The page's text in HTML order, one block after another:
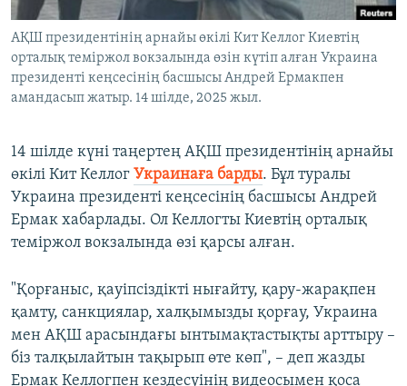
Басқа тілдерде
АҚШ президентінің арнайы өкілі Кит Келлог Киевтің
орталық теміржол вокзалында өзін күтіп алған Украина
президенті кеңсесінің басшысы Андрей Ермакпен
амандасып жатыр. 14 шілде, 2025 жыл.
14 шілде күні таңертең АҚШ президентінің арнайы
өкілі Кит Келлог Украинаға барды. Бұл туралы
Украина президенті кеңсесінің басшысы Андрей
Ермак хабарлады. Ол Келлогты Киевтің орталық
теміржол вокзалында өзі қарсы алған.
"Қорғаныс, қауіпсіздікті нығайту, қару-жарақпен
қамту, санкциялар, халқымызды қорғау, Украина
мен АҚШ арасындағы ынтымақтастықты арттыру –
біз талқылайтын тақырып өте көп", – деп жазды
Ермак Келлогпен кездесуінің видеосымен қоса